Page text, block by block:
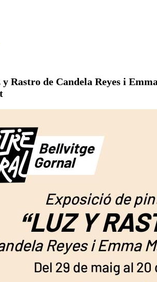
Rastro de Candela Reyes i